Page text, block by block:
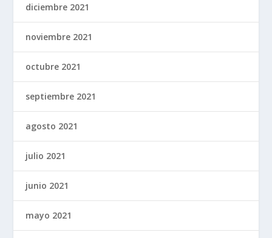
diciembre 2021
noviembre 2021
octubre 2021
septiembre 2021
agosto 2021
julio 2021
junio 2021
mayo 2021